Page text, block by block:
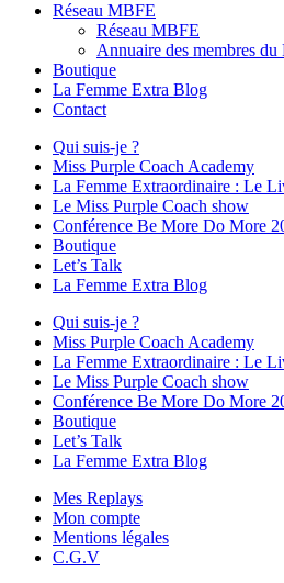
Réseau MBFE
Réseau MBFE
Annuaire des membres
Boutique
La Femme Extra Blog
Contact
Qui suis-je ?
Miss Purple Coach Academy
La Femme Extraordinaire : Le
Le Miss Purple Coach show
Conférence Be More Do More
Boutique
Let’s Talk
La Femme Extra Blog
Qui suis-je ?
Miss Purple Coach Academy
La Femme Extraordinaire : Le
Le Miss Purple Coach show
Conférence Be More Do More
Boutique
Let’s Talk
La Femme Extra Blog
Mes Replays
Mon compte
Mentions légales
C.G.V